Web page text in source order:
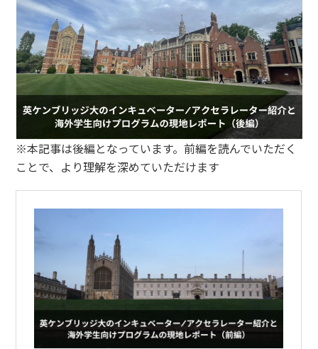
※本記事は後編となっています。前編を読んでいただく
ことで、より理解を深めていただけます